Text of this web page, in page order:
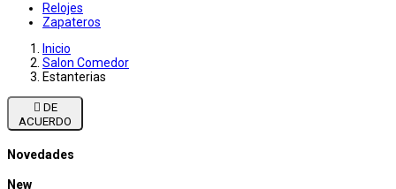
Relojes
Zapateros
Inicio
Salon Comedor
Estanterias

ACUERDO
Novedades
New